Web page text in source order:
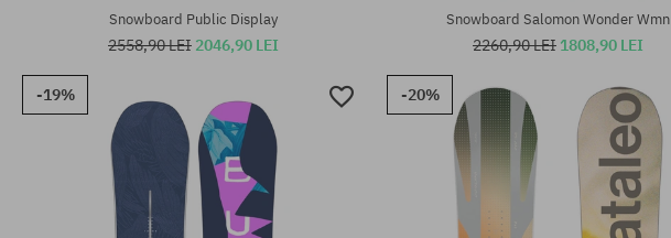
Snowboard Public Display
2558,90 LEI 2046,90 LEI
Snowboard Salomon Wonder Wmn
2260,90 LEI 1808,90 LEI
-19% -20%